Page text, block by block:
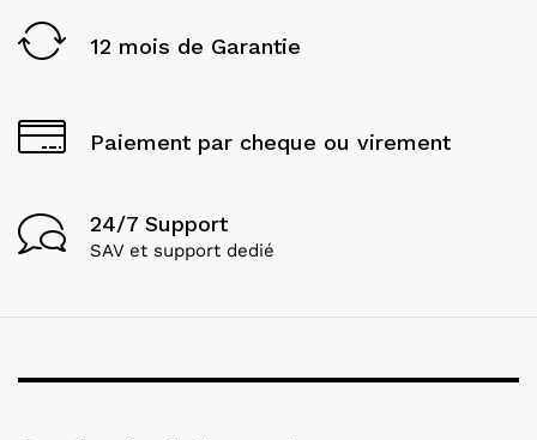
12 mois de Garantie
Paiement par cheque ou virement
24/7 Support
SAV et support dedié